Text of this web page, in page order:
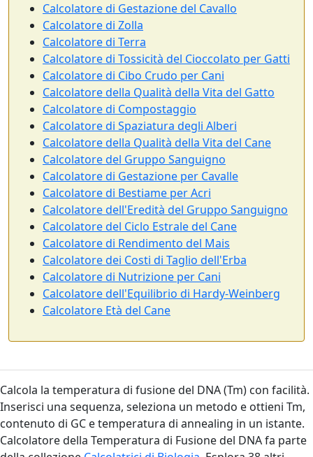
Calcolatore di Gestazione del Cavallo
Calcolatore di Zolla
Calcolatore di Terra
Calcolatore di Tossicità del Cioccolato per Gatti
Calcolatore di Cibo Crudo per Cani
Calcolatore della Qualità della Vita del Gatto
Calcolatore di Compostaggio
Calcolatore di Spaziatura degli Alberi
Calcolatore della Qualità della Vita del Cane
Calcolatore del Gruppo Sanguigno
Calcolatore di Gestazione per Cavalle
Calcolatore di Bestiame per Acri
Calcolatore dell'Eredità del Gruppo Sanguigno
Calcolatore del Ciclo Estrale del Cane
Calcolatore di Rendimento del Mais
Calcolatore dei Costi di Taglio dell'Erba
Calcolatore di Nutrizione per Cani
Calcolatore dell'Equilibrio di Hardy-Weinberg
Calcolatore Età del Cane
Calcola la temperatura di fusione del DNA (Tm) con facilità.
Inserisci una sequenza, seleziona un metodo e ottieni Tm,
contenuto di GC e temperatura di annealing in un istante.
Calcolatore della Temperatura di Fusione del DNA fa parte